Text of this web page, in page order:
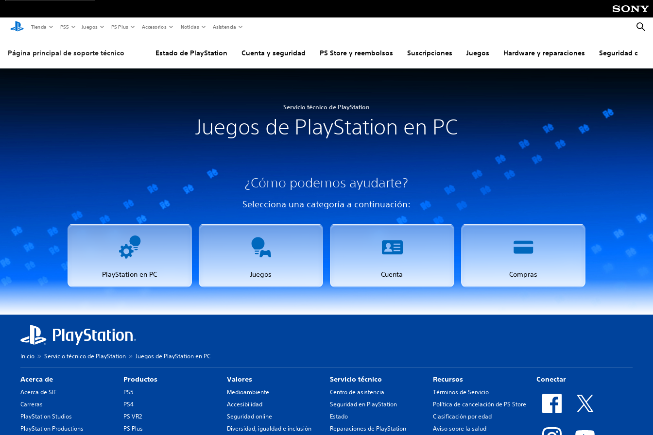
Tienda PS5 Juegos PS Plus Accesorios Noticias Asistencia
Página principal de soporte técnico Estado de PlayStation Cuenta y seguridad PS Store y reembolsos Suscripciones Juegos Hardware y reparaciones Seguridad
Servicio técnico de PlayStation
Juegos de PlayStation en PC
¿Cómo podemos ayudarte?
Selecciona una categoría a continuación:
PlayStation en PC Juegos Cuenta Compras
Inicio Servicio técnico de PlayStation Juegos de PlayStation en PC
Acerca de
Acerca de SIE
Carreras
PlayStation Studios
PlayStation Productions
Productos
PS5
PS4
PS VR2
PS Plus
Valores
Medioambiente
Accesibilidad
Seguridad online
Diversidad, igualdad e inclusión
Servicio técnico
Centro de asistencia
Seguridad en PlayStation
Estado
Reparaciones de PlayStation
Recursos
Términos de Servicio
Política de cancelación de PS Store
Clasificación por edad
Aviso sobre la salud
Conectar